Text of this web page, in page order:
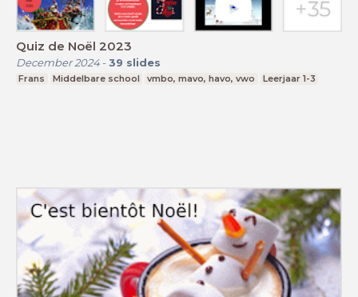
Quiz de Noël 2023
December 2024- 39 slides
Frans Middelbare school vmbo, mavo, havo, vwo Leerjaar 1-3